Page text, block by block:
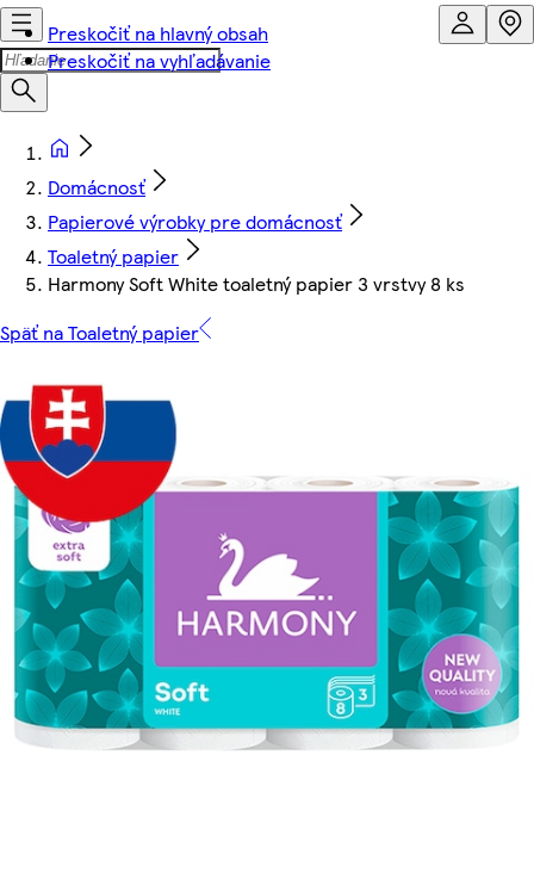
Preskočiť na hlavný obsah
Preskočiť na vyhľadávanie
Domácnosť
Papierové výrobky pre domácnosť
Toaletný papier
Harmony Soft White toaletný papier 3 vrstvy 8 ks
Späť na Toaletný papier